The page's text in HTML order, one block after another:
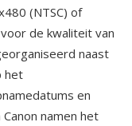
(NTSC) of
de kwaliteit van
naast
het
en
Canon namen het